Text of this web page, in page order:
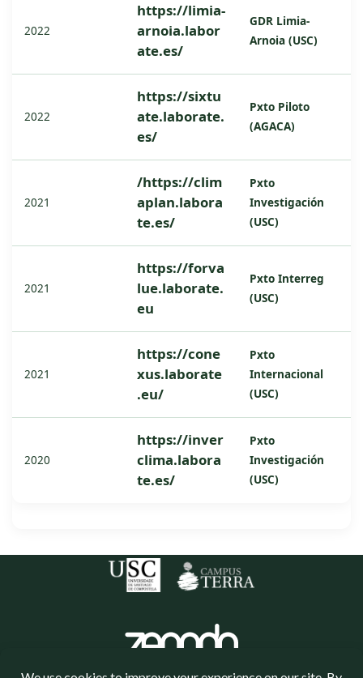
2022
https://limia-
arnoia.labor
ate.es/
GDR Limia-
Arnoia (USC)
2022
https://sixtu
ate.laborate.
es/
Pxto Piloto
(AGACA)
2021
/https://clim
aplan.labora
te.es/
Pxto
Investigación
(USC)
2021
https://forva
lue.laborate.
eu
Pxto Interreg
(USC)
2021
https://cone
xus.laborate
.eu/
Pxto
Internacional
(USC)
2020
https://inver
clima.labora
te.es/
Pxto
Investigación
(USC)